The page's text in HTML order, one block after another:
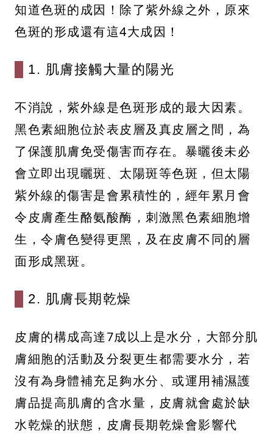
知道色斑的成因！除了紫外線之外，原來
色斑的形成還有這4大成因！
1. 肌膚接觸大量的陽光
不消說，紫外線是色斑形成的最大因素。
黑色素細胞位於表皮層及真皮層之間，為
了保護肌膚免受傷害而存在。暴曬後未必
會立即出現曬斑、太陽斑等色斑，但太陽
紫外線的傷害是會累積性的，經年累月會
令皮膚產生酪氨酸酶，刺激黑色素細胞增
生，令膚色變得更黑，及在皮膚不同的層
面形成黑斑。
2. 肌膚長期乾燥
皮膚的構成高達7成以上是水分，大部分肌
膚細胞的活動及分裂更生都需要水分，若
沒有為身體補充足夠水分、或運用補濕護
膚品提高肌膚的含水量，皮膚就會處於缺
水乾燥的狀態，皮膚長期乾燥會影響代